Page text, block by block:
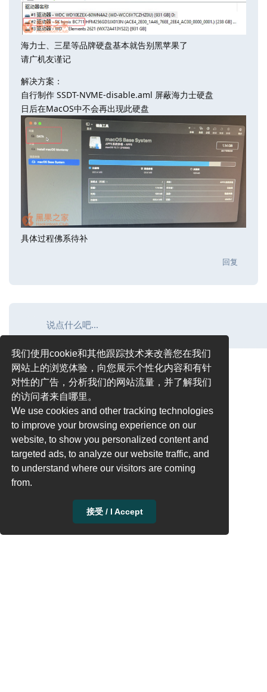
我们使用cookie和其他跟踪技术来改善您在我们
网站上的浏览体验，向您展示个性化内容和有针
对性的广告，分析我们的网站流量，并了解我们
的访问者来自哪里。
We use cookies and other tracking technologies
to improve your browsing experience on our
website, to show you personalized content and
targeted ads, to analyze our website traffic, and
to understand where our visitors are coming
from.
接受 / I Accept
海力士、三星等品牌硬盘基本就告别黑苹果了
请广机友谨记
解决方案：
自行制作 SSDT-NVME-disable.aml 屏蔽海力士硬盘
日后在MacOS中不会再出现此硬盘
具体过程佛系待补
回复
说点什么吧...